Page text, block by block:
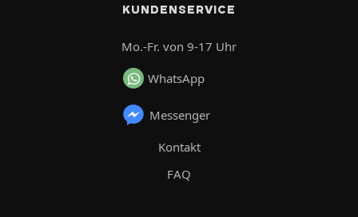
KUNDENSERVICE
Mo.-Fr. von 9-17 Uhr
WhatsApp
Messenger
Kontakt
FAQ